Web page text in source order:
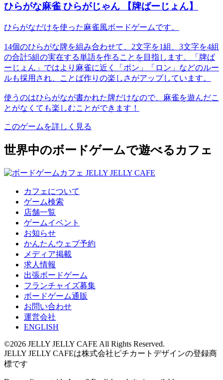
ひらがな麻雀 ひらがじゃん 【牌ばーじょん】
ひらがなだけを使った麻雀風ボードゲームです。
14個のひらがな牌を組み合わせて、2文字を1組、3文字を4組
の合計5組の実在する単語を作ることを目指します。「牌ば
ーじょん」ではより麻雀に近く「ポン」「ロン」などのルー
ルも採用され、ことば作りの楽しさがアップしています。
使うのはひらがなが書かれた牌だけなので、麻雀を遊んだこ
とがなくても楽しむことができます！
このゲームを詳しく見る
世界中のボードゲームで遊べるカフェ
カフェについて
ゲーム検索
店舗一覧
ゲームイベント
お知らせ
かんたんウェブ予約
メディア掲載
求人情報
出張ボードゲーム
フランチャイズ募集
ボードゲーム通販
お問い合わせ
運営会社
ENGLISH
©2026 JELLY JELLY CAFE All Rights Reserved.
JELLY JELLY CAFEは株式会社ピチカートデザインの登録商
標です